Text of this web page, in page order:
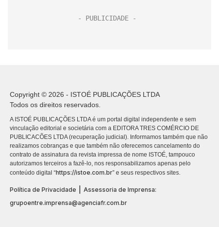
Copyright © 2026 - ISTOÉ PUBLICAÇÕES LTDA
Todos os direitos reservados.
A ISTOÉ PUBLICAÇÕES LTDA é um portal digital independente e sem
vinculação editorial e societária com a EDITORA TRES COMÉRCIO DE
PUBLICACÕES LTDA (recuperação judicial). Informamos também que não
realizamos cobranças e que também não oferecemos cancelamento do
contrato de assinatura da revista impressa de nome ISTOÉ, tampouco
autorizamos terceiros a fazê-lo, nos responsabilizamos apenas pelo
conteúdo digital “https://istoe.com.br” e seus respectivos sites.
Política de Privacidade
Assessoria de Imprensa:
grupoentre.imprensa@agenciafr.com.br